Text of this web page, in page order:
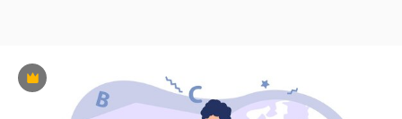
Premium